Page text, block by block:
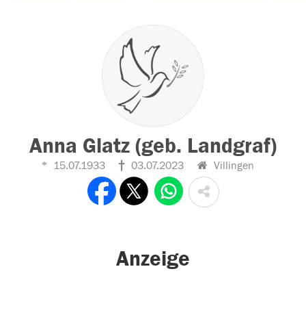
Anna Glatz (geb. Landgraf)
15.07.1933 03.07.2023 Villingen
Anzeige